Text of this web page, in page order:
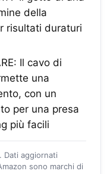
della
risultati duraturi
Il cavo di
una
con un
per una presa
più facili
Dati aggiornati
sono marchi di